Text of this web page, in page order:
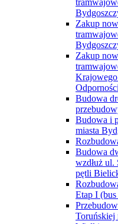
Zakup
Zakup
Odporności
Budowa
Budowa i
miasta
Budowa
wzdłuż
pętli
Etap I
Toruńskiej